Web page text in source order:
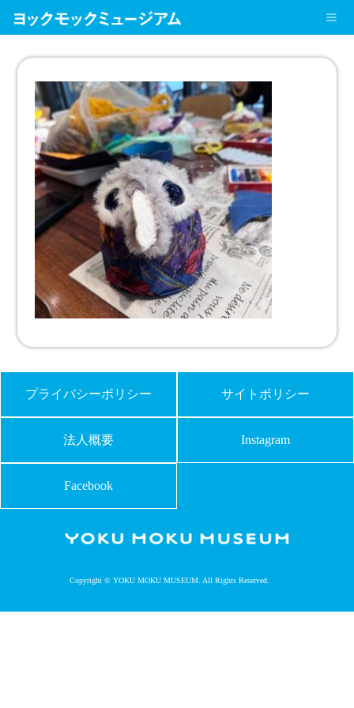
プライバシーポリシー サイトポリシー
法人概要 Instagram
Facebook
Copyright © YOKU MOKU MUSEUM. All Rights Reserved.